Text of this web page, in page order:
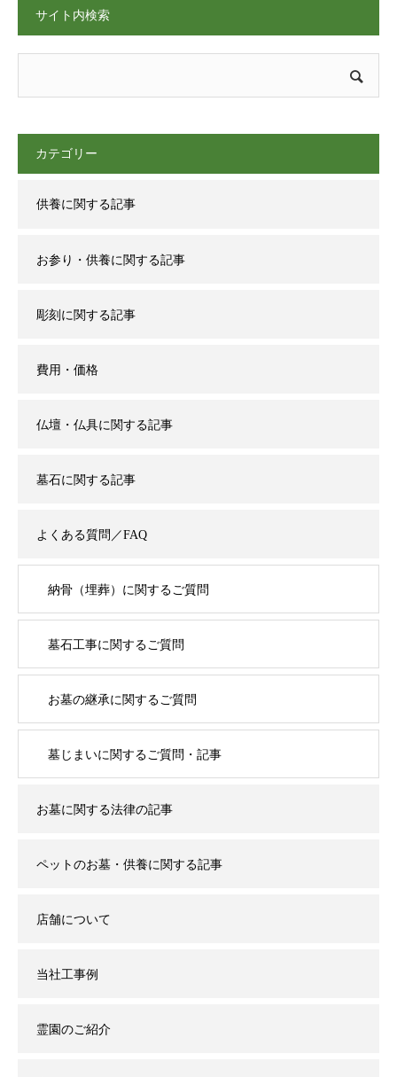
サイト内検索
カテゴリー
供養に関する記事
お参り・供養に関する記事
彫刻に関する記事
費用・価格
仏壇・仏具に関する記事
墓石に関する記事
よくある質問／FAQ
納骨（埋葬）に関するご質問
墓石工事に関するご質問
お墓の継承に関するご質問
墓じまいに関するご質問・記事
お墓に関する法律の記事
ペットのお墓・供養に関する記事
店舗について
当社工事例
霊園のご紹介